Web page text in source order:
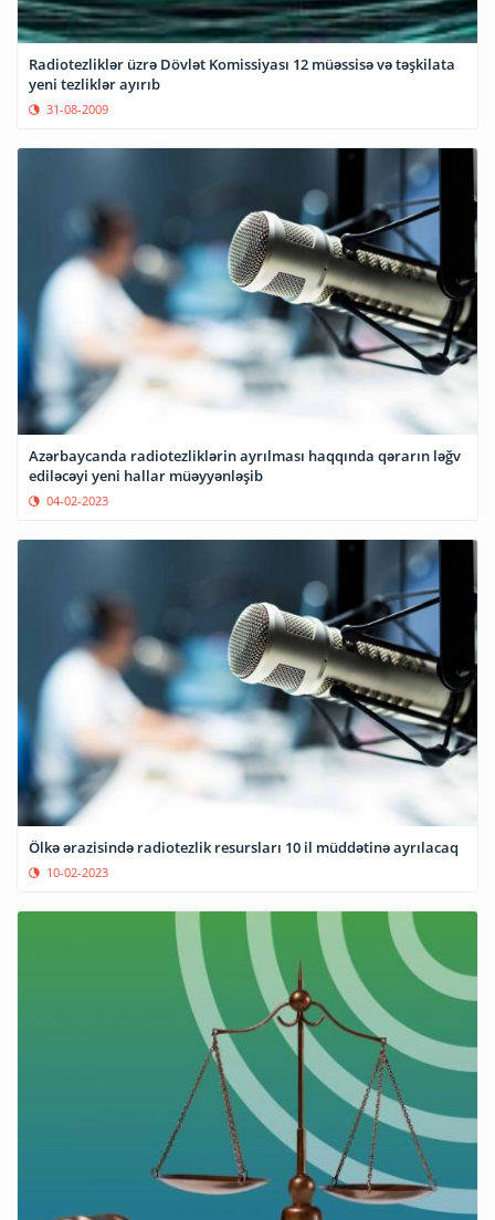
Radiotezliklər üzrə Dövlət Komissiyası 12 müəssisə və təşkilata
yeni tezliklər ayırıb
31-08-2009
Azərbaycanda radiotezliklərin ayrılması haqqında qərarın ləğv
ediləcəyi yeni hallar müəyyənləşib
04-02-2023
Ölkə ərazisində radiotezlik resursları 10 il müddətinə ayrılacaq
10-02-2023